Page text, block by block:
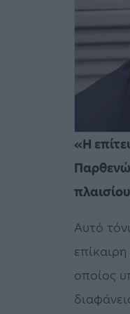
«Η
Αυτό
οποίος